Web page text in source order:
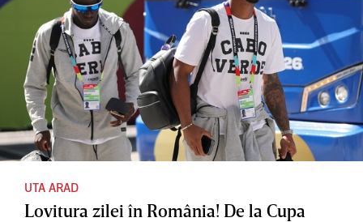
UTA ARAD
Lovitura zilei în România! De la Cupa